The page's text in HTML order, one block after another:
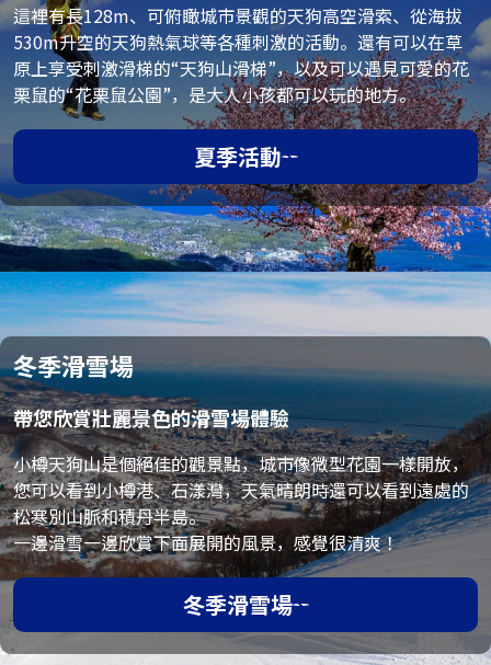
這裡有長128m、可俯瞰城市景觀的天狗高空滑索、從海拔
530m升空的天狗熱氣球等各種刺激的活動。還有可以在草
原上享受刺激滑梯的“天狗山滑梯”，以及可以遇見可愛的花
栗鼠的“花栗鼠公園”，是大人小孩都可以玩的地方。
夏季活動
冬季滑雪場
帶您欣賞壯麗景色的滑雪場體驗
小樽天狗山是個絕佳的觀景點，城市像微型花園一樣開放，
您可以看到小樽港、石漾灣，天氣晴朗時還可以看到遠處的
松寒別山脈和積丹半島。
一邊滑雪一邊欣賞下面展開的風景，感覺很清爽！
冬季滑雪場